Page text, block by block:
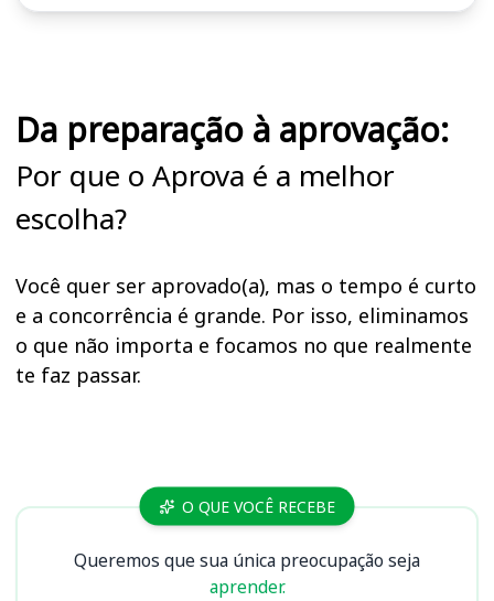
Da preparação à aprovação:
Por que o Aprova é a melhor
escolha?
Você quer ser aprovado(a), mas o tempo é curto
e a concorrência é grande. Por isso, eliminamos
o que não importa e focamos no que realmente
te faz passar.
Cursos O QUE VOCÊ RECEBE
Queremos que sua única preocupação seja
aprender.